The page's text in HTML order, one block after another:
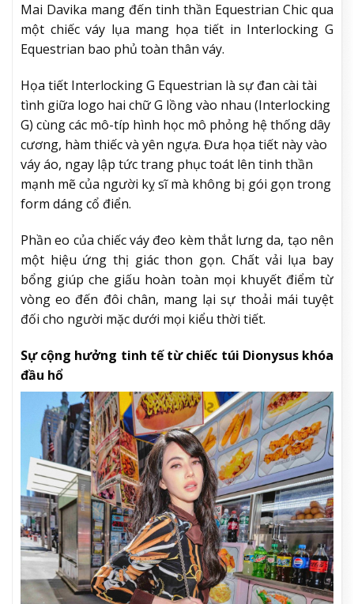
Mai Davika mang đến tinh thần Equestrian Chic qua
một chiếc váy lụa mang họa tiết in Interlocking G
Equestrian bao phủ toàn thân váy.
Họa tiết Interlocking G Equestrian là sự đan cài tài
tình giữa logo hai chữ G lồng vào nhau (Interlocking
G) cùng các mô-típ hình học mô phỏng hệ thống dây
cương, hàm thiếc và yên ngựa. Đưa họa tiết này vào
váy áo, ngay lập tức trang phục toát lên tinh thần
mạnh mẽ của người kỵ sĩ mà không bị gói gọn trong
form dáng cổ điển.
Phần eo của chiếc váy đeo kèm thắt lưng da, tạo nên
một hiệu ứng thị giác thon gọn. Chất vải lụa bay
bổng giúp che giấu hoàn toàn mọi khuyết điểm từ
vòng eo đến đôi chân, mang lại sự thoải mái tuyệt
đối cho người mặc dưới mọi kiểu thời tiết.
Sự cộng hưởng tinh tế từ chiếc túi Dionysus khóa
đầu hổ